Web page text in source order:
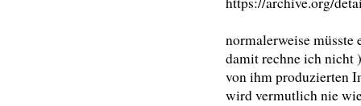
normalerweise müsste
damit rechne ich
von ihm produzierten
wird vermutlich nie